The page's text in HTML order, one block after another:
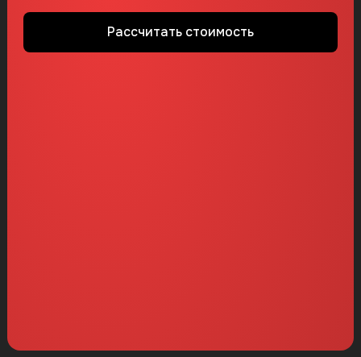
Рассчитать стоимость